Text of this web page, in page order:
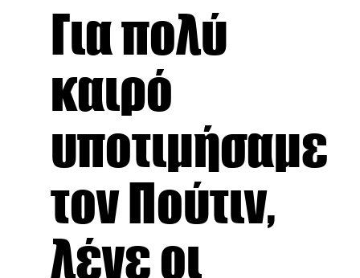
Για πολύ
καιρό
υποτιμήσαμε
τον Πούτιν,
λένε οι